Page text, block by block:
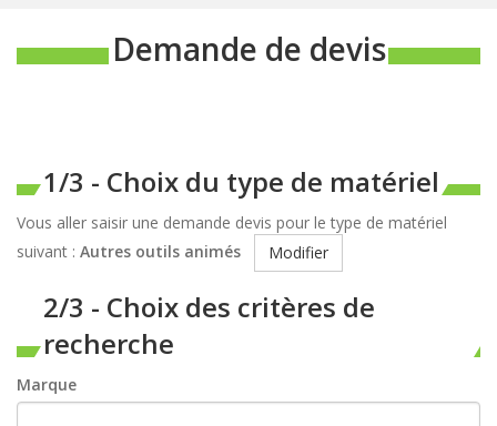
Demande de devis
1/3 - Choix du type de matériel
Vous aller saisir une demande devis pour le type de matériel
suivant : Autres outils animés Modifier
2/3 - Choix des critères de
recherche
Marque